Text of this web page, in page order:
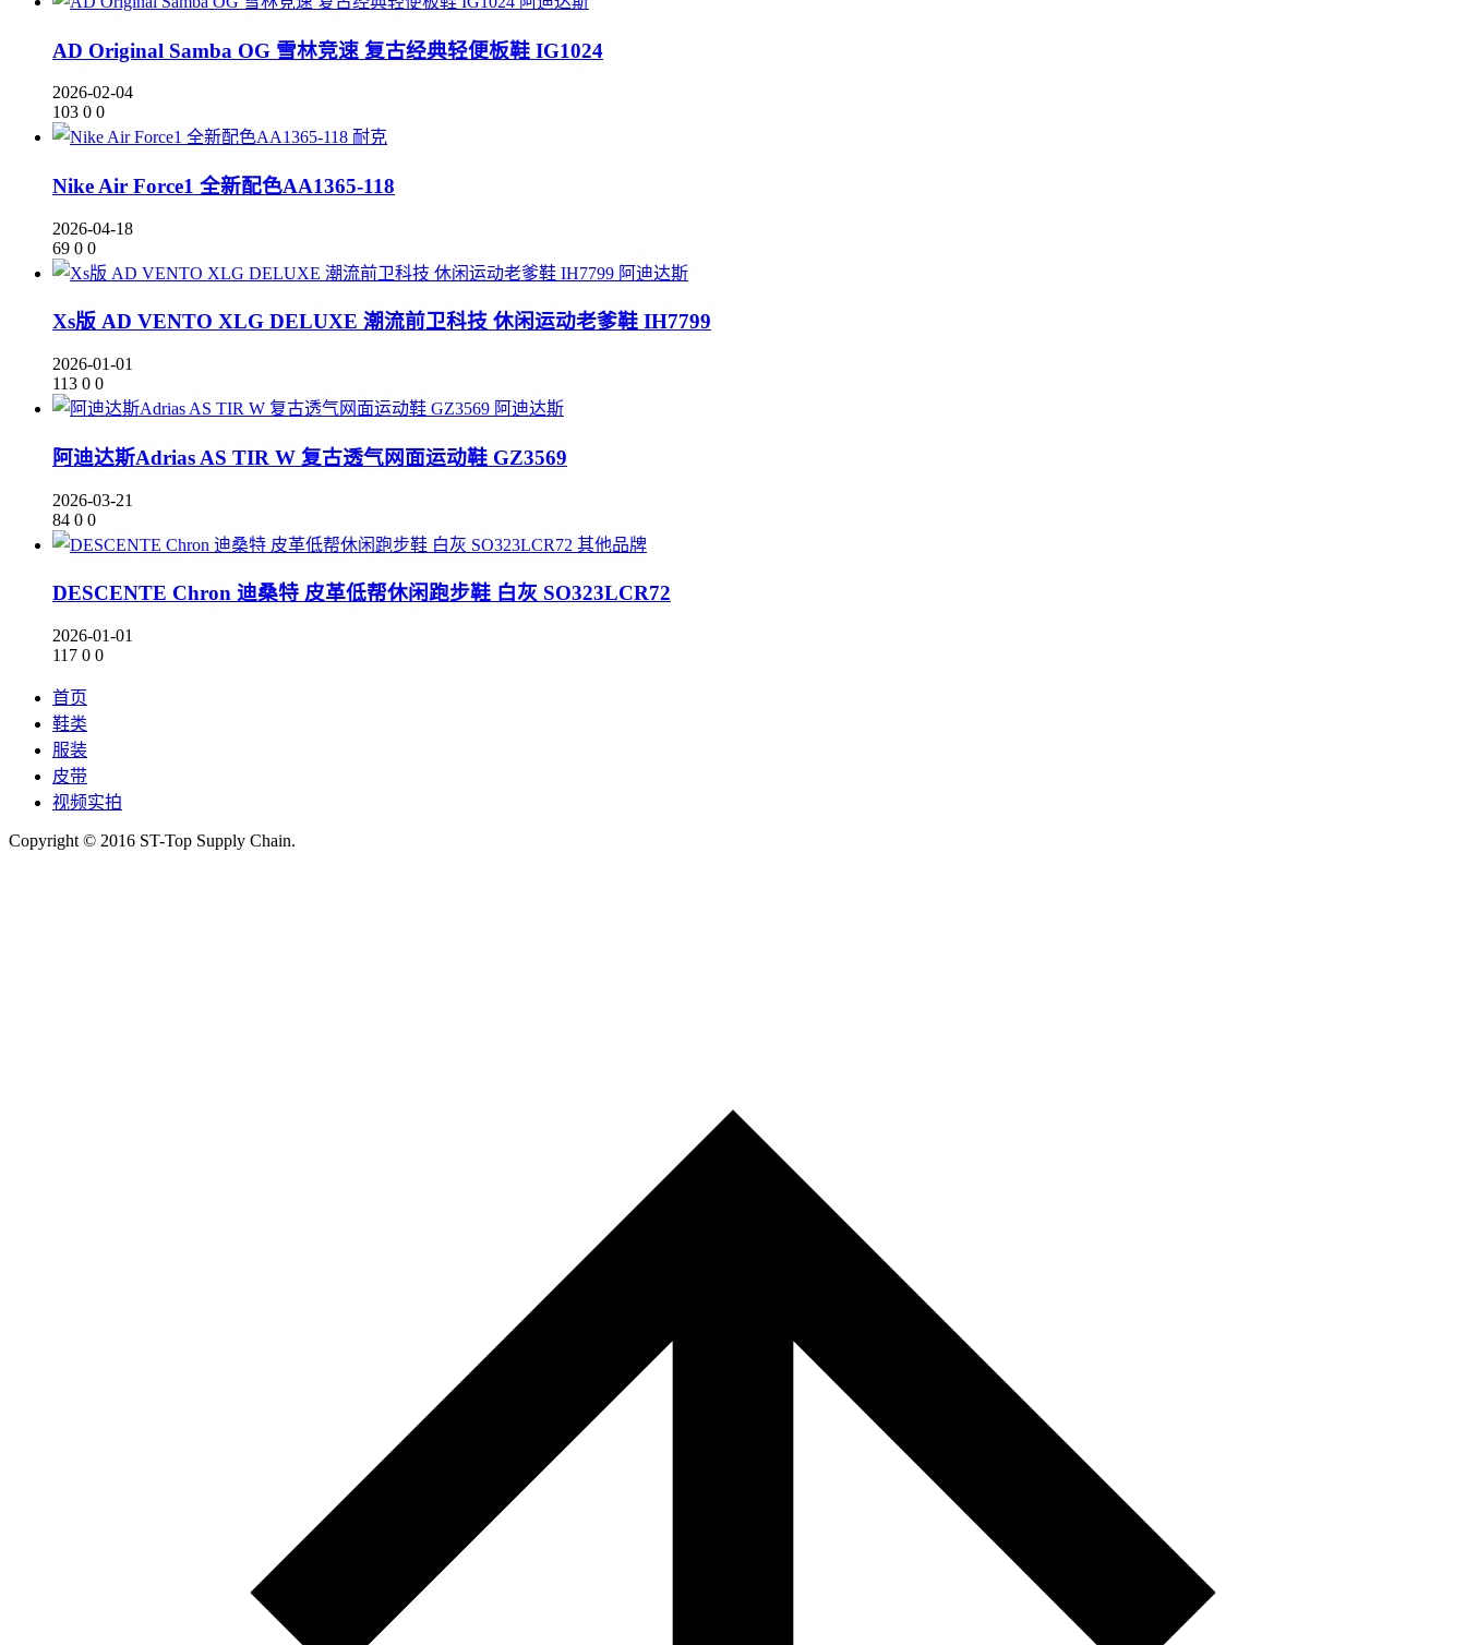
AD Original Samba OG 雪林竞速 复古经典轻便板鞋 IG1024
2026-02-04
103 0 0
耐克
Nike Air Force1 全新配色AA1365-118
2026-04-18
69 0 0
阿迪达斯
Xs版 AD VENTO XLG DELUXE 潮流前卫科技 休闲运动老爹鞋 IH7799
2026-01-01
113 0 0
阿迪达斯
阿迪达斯Adrias AS TIR W 复古透气网面运动鞋 GZ3569
2026-03-21
84 0 0
其他品牌
DESCENTE Chron 迪桑特 皮革低帮休闲跑步鞋 白灰 SO323LCR72
2026-01-01
117 0 0
首页
鞋类
服装
皮带
视频实拍
Copyright © 2016 ST-Top Supply Chain.